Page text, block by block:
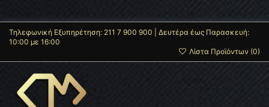
Τηλεφωνική Εξυπηρέτηση: 211 7 900 900 | Δευτέρα έως Παρασκευή:
10:00 με 16:00
Λίστα Προϊόντων (0)